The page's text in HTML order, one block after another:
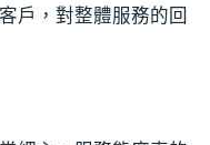
戶，對整體服務的回